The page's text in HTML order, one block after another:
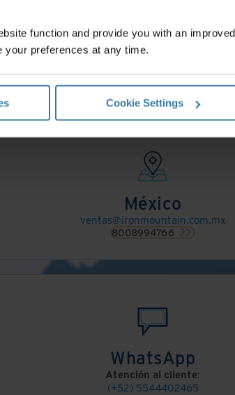
function and provide you with an
your preferences at any time.
Cookie Settings
Contáctanos
Obtén una cotización
México
ventas@ironmountain.com.mx
8008994766
WhatsApp
Atención al cliente:
(+52) 5544402465